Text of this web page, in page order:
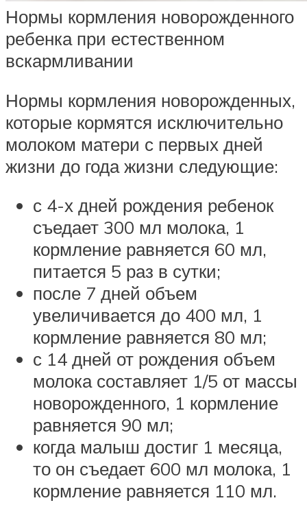
Нормы кормления новорожденного
ребенка при естественном
вскармливании
Нормы кормления новорожденных,
которые кормятся исключительно
молоком матери с первых дней
жизни до года жизни следующие:
с 4-х дней рождения ребенок
съедает 300 мл молока, 1
кормление равняется 60 мл,
питается 5 раз в сутки;
после 7 дней объем
увеличивается до 400 мл, 1
кормление равняется 80 мл;
с 14 дней от рождения объем
молока составляет 1/5 от массы
новорожденного, 1 кормление
равняется 90 мл;
когда малыш достиг 1 месяца,
то он съедает 600 мл молока, 1
кормление равняется 110 мл.